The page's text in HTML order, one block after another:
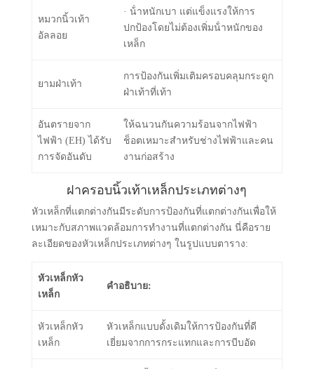
หมวกนิ้วเท้า
อัลลอย
· น้ําหนักเบา แต่แข็งแรงให้การ
ปกป้องโดยไม่ต้องเพิ่มน้ําหนักของ
เหล็ก
ยามฝ่าเท้า
การป้องกันเพิ่มเติมครอบคลุมกระดูก
ฝ่าเท้าที่เท้า
อันตรายจาก
ไฟฟ้า (EH) ได้รับ
การจัดอันดับ
ให้ฉนวนกันความร้อนจากไฟฟ้า
ช็อตเหมาะสําหรับช่างไฟฟ้าและคน
งานก่อสร้าง
ฝาครอบนิ้วเท้าเหล็กประเภทต่างๆ
หัวเหล็กที่แตกต่างกันมีระดับการป้องกันที่แตกต่างกันเพื่อให้
เหมาะกับสภาพแวดล้อมการทํางานที่แตกต่างกัน นี่คือราย
ละเอียดของหัวเหล็กประเภทต่างๆ ในรูปแบบตาราง:
หัวเหล็กหัว
เหล็ก
คำอธิบาย:
หัวเหล็กหัว
เหล็ก
หัวเหล็กแบบดั้งเดิมให้การป้องกันที่ดี
เยี่ยมจากการกระแทกและการบีบอัด